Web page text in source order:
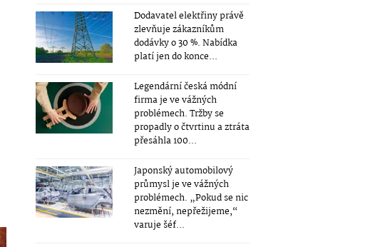
Dodavatel elektřiny právě
zlevňuje zákazníkům
dodávky o 30 %. Nabídka
platí jen do konce...
Legendární česká módní
firma je ve vážných
problémech. Tržby se
propadly o čtvrtinu a ztráta
přesáhla 100...
Japonský automobilový
průmysl je ve vážných
problémech. „Pokud se nic
nezmění, nepřežijeme,“
varuje šéf...